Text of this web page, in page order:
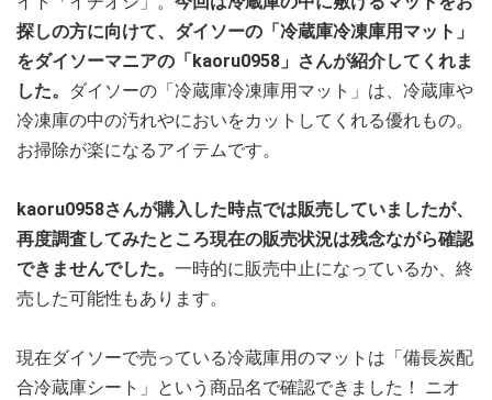
探しの方に向けて、ダイソーの「冷蔵庫冷凍庫用マット」
をダイソーマニアの「kaoru0958」さんが紹介してくれま
した。
ダイソーの「冷蔵庫冷凍庫用マット」は、冷蔵庫や
冷凍庫の中の汚れやにおいをカットしてくれる優れもの。
お掃除が楽になるアイテムです。
kaoru0958さんが購入した時点では販売していましたが、
再度調査してみたところ現在の販売状況は残念ながら確認
できませんでした。 一時的に販売中止になっているか、終
売した可能性もあります。
現在ダイソーで売っている冷蔵庫用のマットは「備長炭配
合冷蔵庫シート」という商品名で確認できました！ ニオ